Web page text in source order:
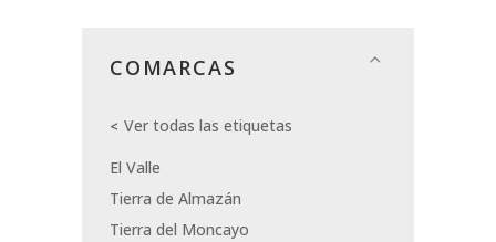
COMARCAS
Ver todas las etiquetas
El Valle
Tierra de Almazán
Tierra del Moncayo